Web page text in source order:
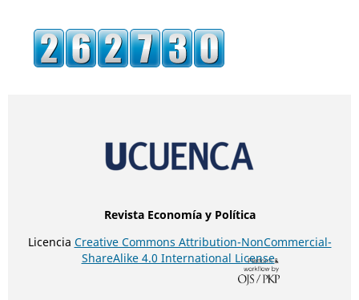
Revista Economía y Política
Licencia Creative Commons Attribution-NonCommercial-
ShareAlike 4.0 International License.